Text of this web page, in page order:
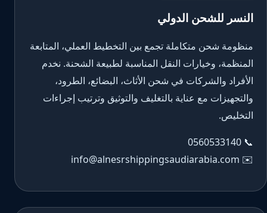
النسر للشحن الدولي
منظومة شحن متكاملة تجمع بين التخطيط العملي، المتابعة
المنظمة، وخيارات النقل المناسبة لطبيعة الشحنة. نخدم
الأفراد والشركات في شحن الأثاث، البضائع، الطرود،
والتجهيزات مع عناية بالتغليف والتوثيق وترتيب إجراءات
التخليص.
📞
0560533140
✉️
info@alnesrshippingsaudiarabia.com